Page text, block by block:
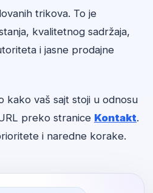
trikova. To je
kvalitetnog sadržaja,
i jasne prodajne
kako vaš sajt stoji u odnosu
preko stranice Kontakt.
i naredne korake.